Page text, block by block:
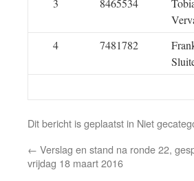
3 8465534
4 7481782
Dit bericht is geplaatst in Niet
← Verslag en stand na ronde 22,
vrijdag 18 maart 2016